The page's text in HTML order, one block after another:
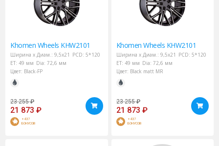
Khomen Wheels KHW2101
Ширина х Диам.: 9,5x21 PCD: 5*120
ET: 49 мм Dia: 72,6 мм
Цвет: Black-FP
23 255 ₽
21 873 ₽
+437
БОНУСОВ
Khomen Wheels KHW2101
Ширина х Диам.: 9,5x21 PCD: 5*120
ET: 49 мм Dia: 72,6 мм
Цвет: Black matt MR
23 255 ₽
21 873 ₽
+437
БОНУСОВ